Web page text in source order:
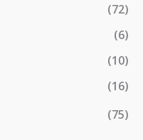
(72)
(6)
(10)
(16)
(75)